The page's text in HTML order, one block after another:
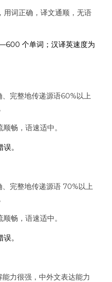
用词正确，译文通顺，无语
个单词；汉译英速度为
、完整地传递源语60%以上
畅，语速适中。
。
完整地传递源语 70%以上
畅，语速适中。
。
力很强，中外文表达能力